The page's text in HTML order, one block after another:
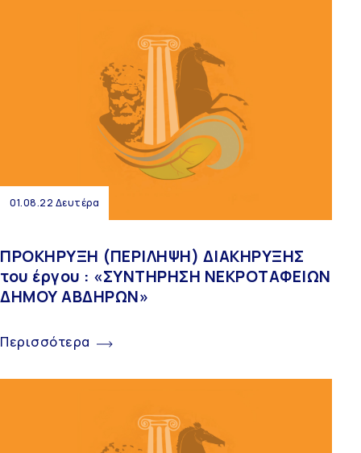
01.08.22 Δευτέρα
ΠΡΟΚΗΡΥΞΗ (ΠΕΡΙΛΗΨΗ) ΔΙΑΚΗΡΥΞΗΣ
του έργου : «ΣΥΝΤΗΡΗΣΗ ΝΕΚΡΟΤΑΦΕΙΩΝ
ΔΗΜΟΥ ΑΒΔΗΡΩΝ»
Περισσότερα